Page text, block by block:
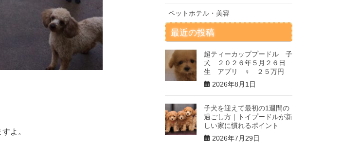
よ。
ペットホテル・美容
最近の投稿
超ティーカッププードル 子
犬 ２０２６年５月２６日
生 アプリ ♀ ２５万円
2026年8月1日
子犬を迎えて最初の1週間の
過ごし方｜トイプードルが新
しい家に慣れるポイント
2026年7月29日